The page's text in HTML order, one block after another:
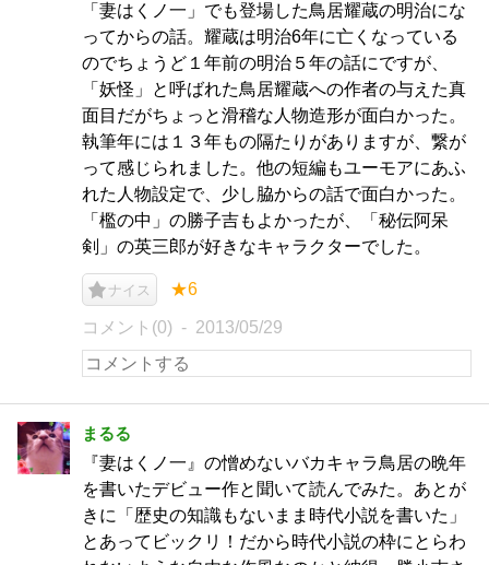
「妻はくノ一」でも登場した鳥居耀蔵の明治にな
ってからの話。耀蔵は明治6年に亡くなっている
のでちょうど１年前の明治５年の話にですが、
「妖怪」と呼ばれた鳥居耀蔵への作者の与えた真
面目だがちょっと滑稽な人物造形が面白かった。
執筆年には１３年もの隔たりがありますが、繋が
って感じられました。他の短編もユーモアにあふ
れた人物設定で、少し脇からの話で面白かった。
「檻の中」の勝子吉もよかったが、「秘伝阿呆
剣」の英三郎が好きなキャラクターでした。
ナイス ★6
コメント(0) 2013/05/29
まるる
『妻はくノ一』の憎めないバカキャラ鳥居の晩年
を書いたデビュー作と聞いて読んでみた。あとが
きに「歴史の知識もないまま時代小説を書いた」
とあってビックリ！だから時代小説の枠にとらわ